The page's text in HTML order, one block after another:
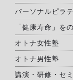
パーソナルピラ
「健康寿命」を
オトナ女性塾
オトナ男性塾
講演・研修・セ